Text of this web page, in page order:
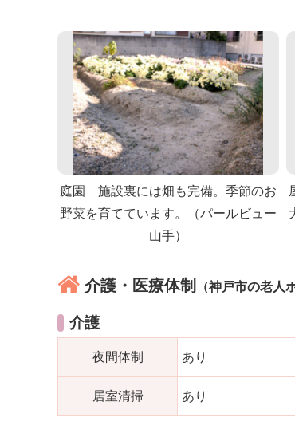
庭園 施設裏には畑も完備。季節のお
野菜を育てています。（パールビュー
山手）
介護・医療体制 （神戸市の老人
介護
夜間体制 あり
居室清掃 あり